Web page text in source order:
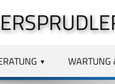
WARTUNG